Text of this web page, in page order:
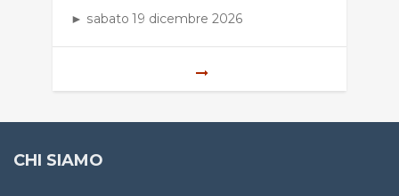
► sabato 19 dicembre 2026
CHI SIAMO